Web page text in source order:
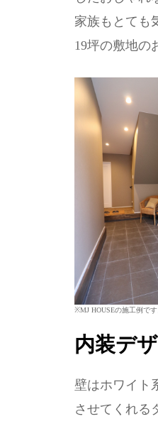
家族もとても
19坪の敷地の
※MJ HOUSEの施工例です
内装デ
壁はホワイト
させてくれる